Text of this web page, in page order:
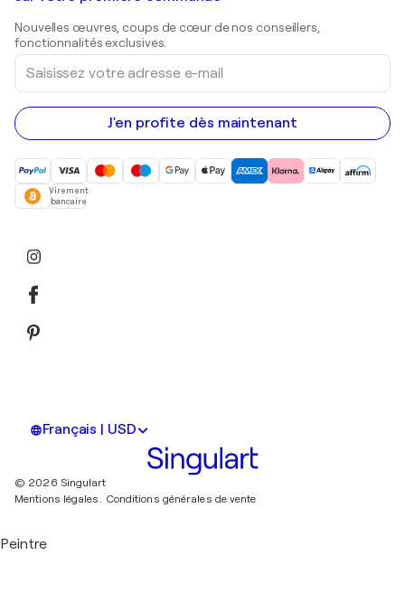
Peintures acryliques
Nouvelles œuvres, coups de cœur de nos conseillers,
fonctionnalités exclusives.
Saisissez
votre
adresse
e-
mail
J'en profite dès maintenant
Virement
bancaire
Français | USD
© 2026 Singulart
Mentions légales. Conditions générales de vente
Peintre